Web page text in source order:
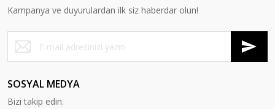
Kampanya ve duyurulardan ilk siz haberdar olun!
SOSYAL MEDYA
Bizi takip edin.